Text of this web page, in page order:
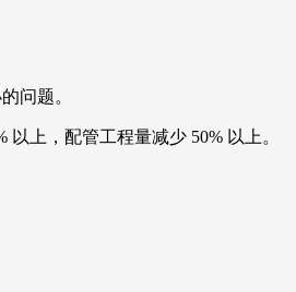
问题。
上，配管工程量减少 50% 以上。